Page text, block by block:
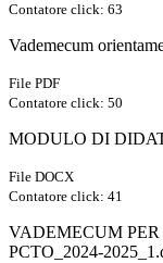
Contatore click: 63
Vademecum
File PDF
Contatore click: 50
MODULO DI
File DOCX
Contatore click: 41
VADEMECUM
PCTO_2024-